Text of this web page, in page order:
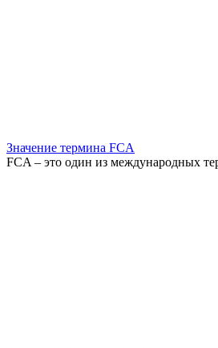
Значение термина FCA
FCA – это один из международных